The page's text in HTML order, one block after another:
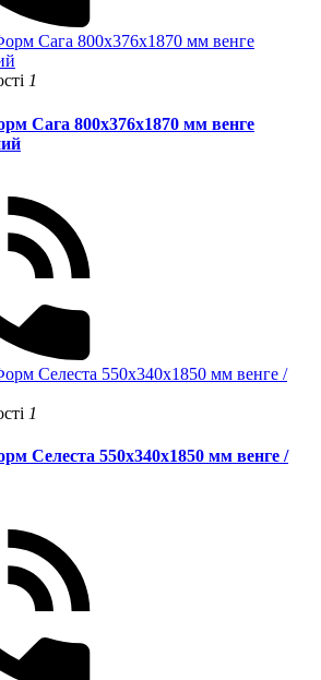
1
Сага 800х376х1870 мм венге
1
Селеста 550х340х1850 мм венге /